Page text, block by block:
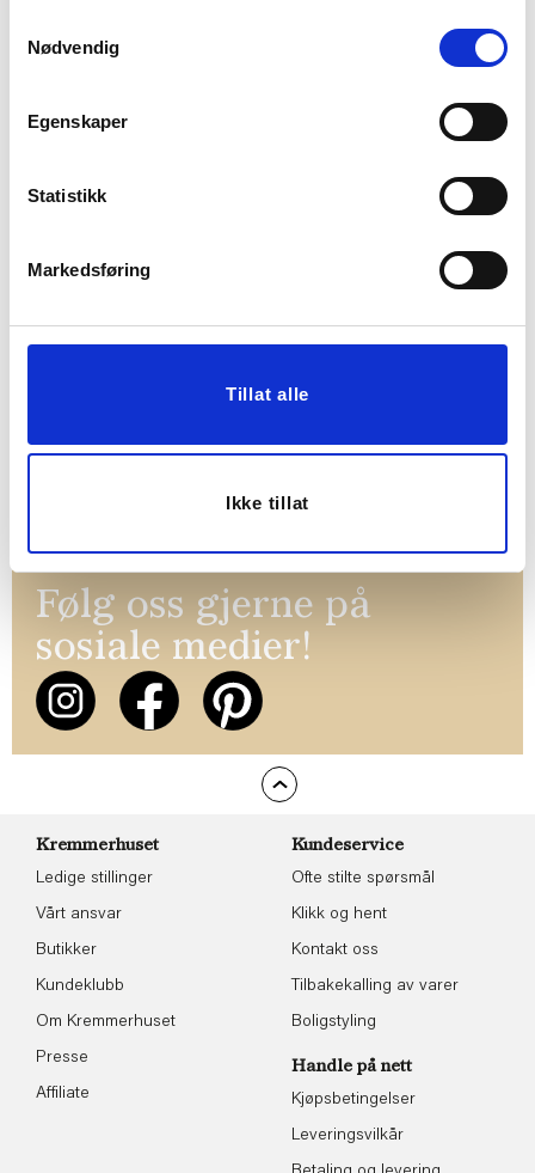
Nødvendig
Egenskaper
Statistikk
Markedsføring
Tillat alle
Ikke tillat
BLI MED!
Som medlem i kundeklubben vår får du
tilbud!
Følg oss gjerne på
sosiale medier!
Kremmerhuset
Ledige stillinger
Vårt ansvar
Butikker
Kundeklubb
Om Kremmerhuset
Presse
Affiliate
Kundeservice
Ofte stilte spørsmål
Klikk og hent
Kontakt oss
Tilbakekalling av varer
Boligstyling
Handle på nett
Kjøpsbetingelser
Leveringsvilkår